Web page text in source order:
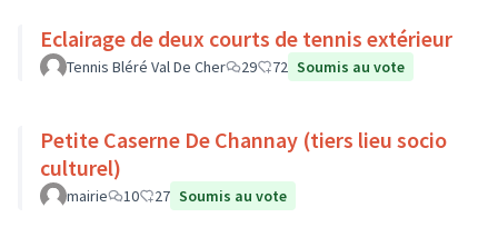
Eclairage de deux courts de tennis extérieur
Tennis Bléré Val De Cher 29 72 Soumis au vote
Petite Caserne De Channay (tiers lieu socio
culturel)
mairie 10 27 Soumis au vote